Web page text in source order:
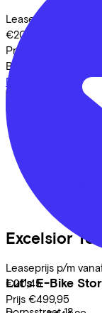
Lut's E-Bike
Leaseprijs p/m vanaf
€20,65
Prijs
Bespaar
Bekijk
Excelsior
Leaseprijs p/m
€20,45
Prijs €499,95